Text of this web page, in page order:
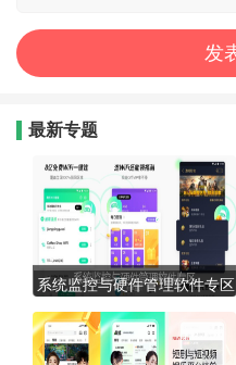
最新专题
系统监控与硬件管理软件专区